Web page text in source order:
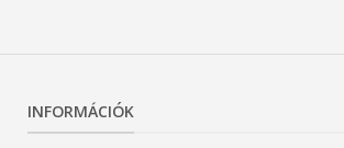
INFORMÁCIÓK